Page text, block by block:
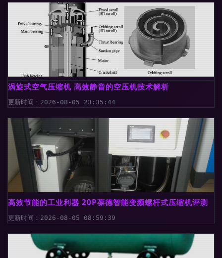
涡旋式空气压缩机 高效静音的空压机技术解析
更新时间：2026-08-05 23:35:44
高效节能的工业利器 20P葆德智能变频螺杆式压缩机评测
更新时间：2026-08-05 08:59:39